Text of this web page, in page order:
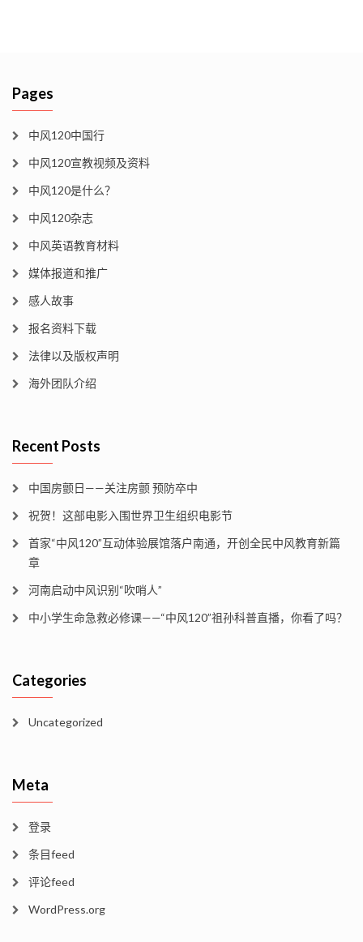
Pages
中风120中国行
中风120宣教视频及资料
中风120是什么？
中风120杂志
中风英语教育材料
媒体报道和推广
感人故事
报名资料下载
法律以及版权声明
海外团队介绍
Recent Posts
中国房颤日——关注房颤 预防卒中
祝贺！这部电影入围世界卫生组织电影节
首家“中风120”互动体验展馆落户南通，开创全民中风教育新篇
章
河南启动中风识别“吹哨人”
中小学生命急救必修课——“中风120”祖孙科普直播，你看了吗？
Categories
Uncategorized
Meta
登录
条目feed
评论feed
WordPress.org